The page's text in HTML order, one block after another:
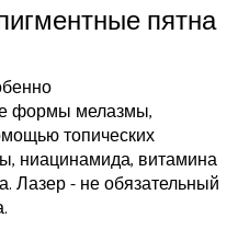
пятна
формы мелазмы,
топических
ниацинамида, витамина
Лазер - не обязательный